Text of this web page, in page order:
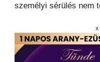
személyi sérülés nem
x